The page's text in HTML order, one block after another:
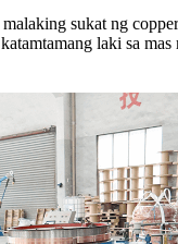
sukat ng
laki sa mas